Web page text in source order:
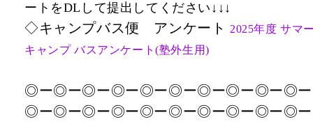
ートをDLして提出してください↓↓↓
◇キャンプバス便 アンケート
2025年度 サマ
キャンプ バスアンケート(塾外生用)
◎ー◎ー◎ー◎ー◎ー◎ー◎ー◎ー◎ー◎ー
◎ー◎ー◎ー◎ー◎ー◎ー◎ー◎ー◎ー◎ー